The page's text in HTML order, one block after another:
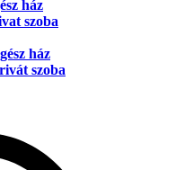
ház
szoba
ház
szoba